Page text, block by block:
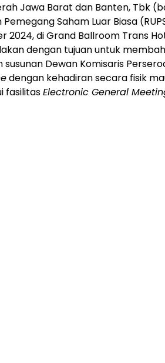
Jawa Barat dan Banten, Tbk
Saham Luar Biasa
2024, di Grand Ballroom Trans
dengan tujuan untuk
Dewan Komisaris
dengan kehadiran secara fisik
fasilitasElectronic General